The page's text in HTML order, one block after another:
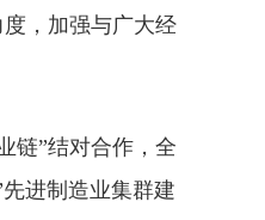
，加强与广大经
链”结对合作，全
进制造业集群建